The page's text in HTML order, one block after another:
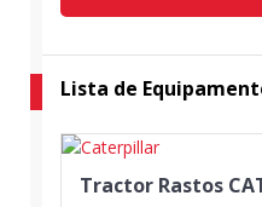
Lista de